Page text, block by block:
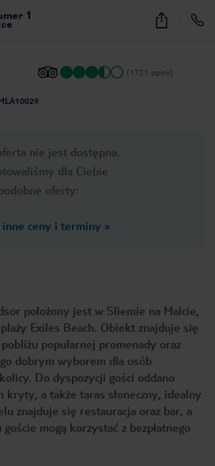
1 25
(1721 opinii)
nie jest dostępna.
dla Ciebie
oferty:
inne ceny i terminy »
położony jest w Sliemie na Malcie,
Exiles Beach. Obiekt znajduje się
popularnej promenady oraz
dobrym wyborem dla osób
Do dyspozycji gości oddano
kryty, a także taras słoneczny, idealny
znajduje się restauracja oraz bar, a
mogą korzystać z bezpłatnego